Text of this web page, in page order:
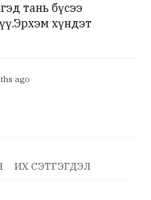
тань бүсээ
хүндэт
ago
ИХ СЭТГЭГДЭЛ